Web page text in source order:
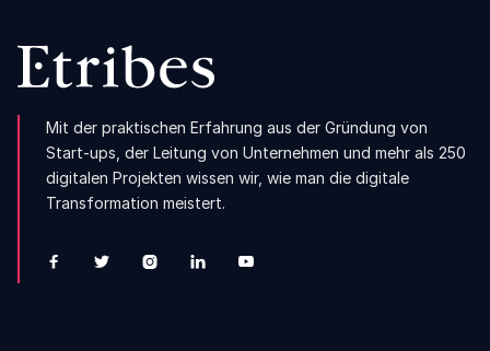
Mit der praktischen Erfahrung aus der Gründung von
Start-ups, der Leitung von Unternehmen und mehr als 250
digitalen Projekten wissen wir, wie man die digitale
Transformation meistert.
    